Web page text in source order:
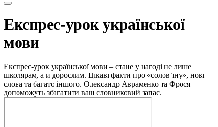
Експрес-урок української
мови
Експрес-урок української мови – стане у нагоді не лише
школярам, а й дорослим. Цікаві факти про «солов’їну», нові
слова та багато іншого. Олександр Авраменко та Фрося
допоможуть збагатити ваш словниковий запас.